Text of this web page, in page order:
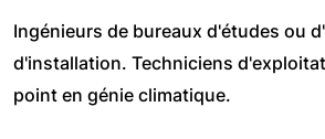
Ingénieurs de bureaux d'études ou
d'installation. Techniciens
point en génie climatique.